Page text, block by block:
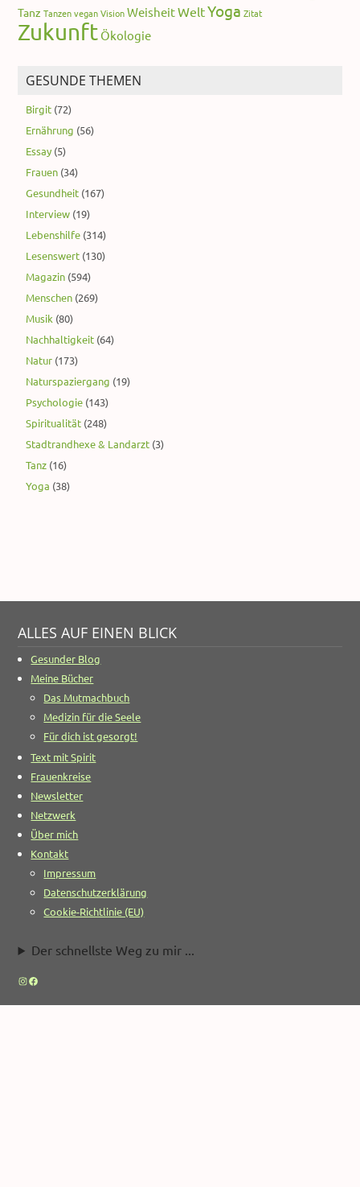
Tanz Tanzen vegan Vision WeisheitWeltYoga Zitat
Zukunft Ökologie
GESUNDE THEMEN
Birgit (72)
Ernährung (56)
Essay (5)
Frauen (34)
Gesundheit (167)
Interview (19)
Lebenshilfe (314)
Lesenswert (130)
Magazin (594)
Menschen (269)
Musik (80)
Nachhaltigkeit (64)
Natur (173)
Naturspaziergang (19)
Psychologie (143)
Spiritualität (248)
Stadtrandhexe & Landarzt (3)
Tanz (16)
Yoga (38)
ALLES AUF EINEN BLICK
Gesunder Blog
Meine Bücher
Das Mutmachbuch
Medizin für die Seele
Für dich ist gesorgt!
Text mit Spirit
Frauenkreise
Newsletter
Netzwerk
Über mich
Kontakt
Impressum
Datenschutzerklärung
Cookie-Richtlinie (EU)
Der schnellste Weg zu mir ...
Instagram
Facebook